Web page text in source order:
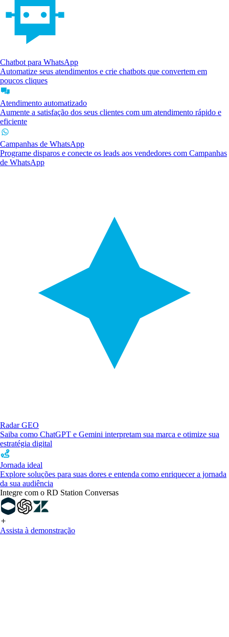
Chatbot para WhatsApp
Automatize seus atendimentos e crie chatbots que convertem em
poucos cliques
Atendimento automatizado
Aumente a satisfação dos seus clientes com um atendimento rápido e
eficiente
Campanhas de WhatsApp
Programe disparos e conecte os leads aos vendedores com Campanhas
de WhatsApp
Radar GEO
Saiba como ChatGPT e Gemini interpretam sua marca e otimize sua
estratégia digital
Jornada ideal
Explore soluções para suas dores e entenda como enriquecer a jornada
da sua audiência
Integre com o RD Station Conversas
Assista à demonstração